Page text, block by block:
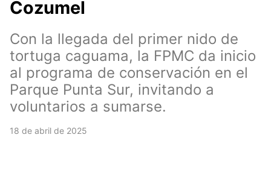
Cozumel
Con la llegada del primer nido de
tortuga caguama, la FPMC da inicio
al programa de conservación en el
Parque Punta Sur, invitando a
voluntarios a sumarse.
18 de abril de 2025